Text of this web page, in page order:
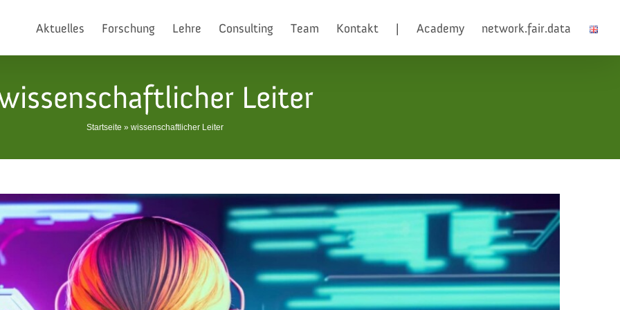
Aktuelles Forschung Lehre Consulting Team Kontakt Academy network.fair.data
Leiter
Startseite » wissenschaftlicher Leiter